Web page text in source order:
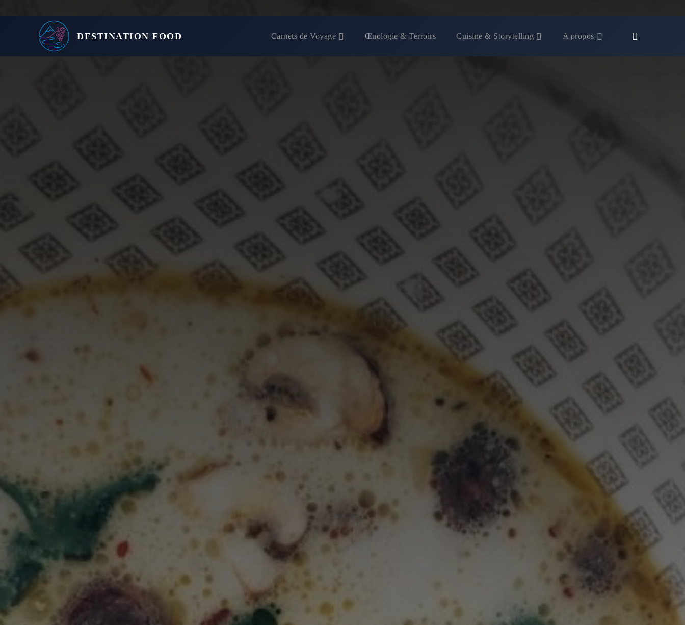
DESTINATION FOOD Carnets de Voyage Œnologie & Terroirs Cuisine & Storytelling A propos